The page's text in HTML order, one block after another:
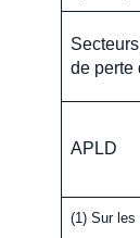
de perte
APLD
(1) Sur les